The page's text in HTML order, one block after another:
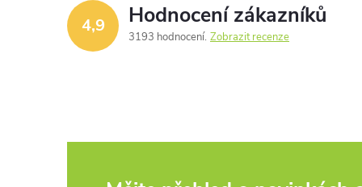
4,9 Hodnocení zákazníků
3193 hodnocení Zobrazit recenze